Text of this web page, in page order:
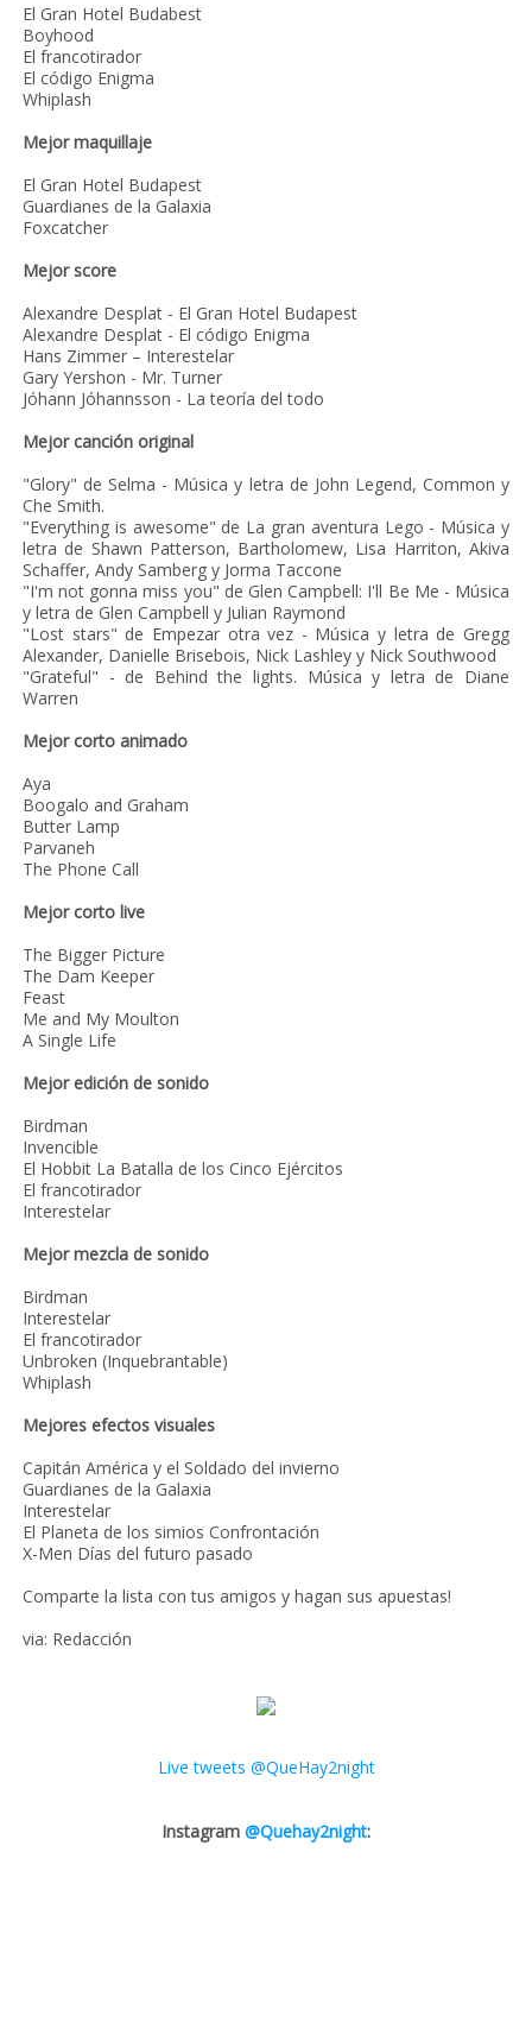
El Gran Hotel Budabest
Boyhood
El francotirador
El código Enigma
Whiplash
Mejor maquillaje
El Gran Hotel Budapest
Guardianes de la Galaxia
Foxcatcher
Mejor score
Alexandre Desplat - El Gran Hotel Budapest
Alexandre Desplat - El código Enigma
Hans Zimmer – Interestelar
Gary Yershon - Mr. Turner
Jóhann Jóhannsson - La teoría del todo
Mejor canción original
"Glory" de Selma - Música y letra de John Legend, Common y
Che Smith.
"Everything is awesome" de La gran aventura Lego - Música y
letra de Shawn Patterson, Bartholomew, Lisa Harriton, Akiva
Schaffer, Andy Samberg y Jorma Taccone
"I'm not gonna miss you" de Glen Campbell: I'll Be Me - Música
y letra de Glen Campbell y Julian Raymond
"Lost stars" de Empezar otra vez - Música y letra de Gregg
Alexander, Danielle Brisebois, Nick Lashley y Nick Southwood
"Grateful" - de Behind the lights. Música y letra de Diane
Warren
Mejor corto animado
Aya
Boogalo and Graham
Butter Lamp
Parvaneh
The Phone Call
Mejor corto live
The Bigger Picture
The Dam Keeper
Feast
Me and My Moulton
A Single Life
Mejor edición de sonido
Birdman
Invencible
El Hobbit La Batalla de los Cinco Ejércitos
El francotirador
Interestelar
Mejor mezcla de sonido
Birdman
Interestelar
El francotirador
Unbroken (Inquebrantable)
Whiplash
Mejores efectos visuales
Capitán América y el Soldado del invierno
Guardianes de la Galaxia
Interestelar
El Planeta de los simios Confrontación
X-Men Días del futuro pasado
Comparte la lista con tus amigos y hagan sus apuestas!
via: Redacción
Live tweets @QueHay2night
Instagram @Quehay2night: